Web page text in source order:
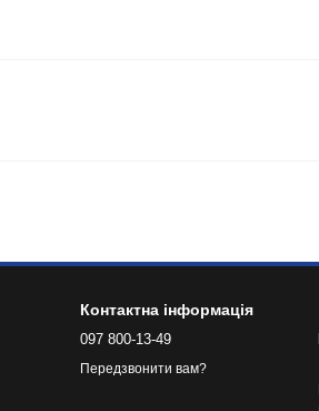
Контактна інформація
097 800-13-49
Передзвонити вам?